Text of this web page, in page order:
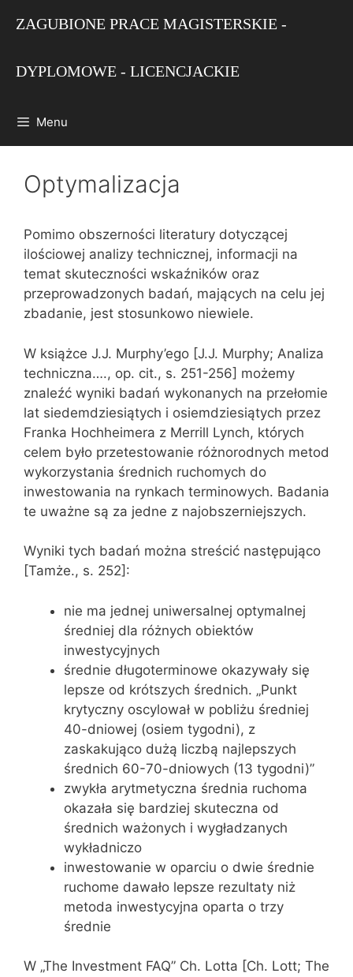
ZAGUBIONE PRACE MAGISTERSKIE -
DYPLOMOWE - LICENCJACKIE
Menu
Optymalizacja
Pomimo obszerności literatury dotyczącej
ilościowej analizy technicznej, informacji na
temat skuteczności wskaźników oraz
przeprowadzonych badań, mających na celu jej
zbadanie, jest stosunkowo niewiele.
W książce J.J. Murphy’ego [J.J. Murphy; Analiza
techniczna…., op. cit., s. 251-256] możemy
znaleźć wyniki badań wykonanych na przełomie
lat siedemdziesiątych i osiemdziesiątych przez
Franka Hochheimera z Merrill Lynch, których
celem było przetestowanie różnorodnych metod
wykorzystania średnich ruchomych do
inwestowania na rynkach terminowych. Badania
te uważne są za jedne z najobszerniejszych.
Wyniki tych badań można streścić następująco
[Tamże., s. 252]:
nie ma jednej uniwersalnej optymalnej
średniej dla różnych obiektów
inwestycyjnych
średnie długoterminowe okazywały się
lepsze od krótszych średnich. „Punkt
krytyczny oscylował w pobliżu średniej
40-dniowej (osiem tygodni), z
zaskakująco dużą liczbą najlepszych
średnich 60-70-dniowych (13 tygodni)”
zwykła arytmetyczna średnia ruchoma
okazała się bardziej skuteczna od
średnich ważonych i wygładzanych
wykładniczo
inwestowanie w oparciu o dwie średnie
ruchome dawało lepsze rezultaty niż
metoda inwestycyjna oparta o trzy
średnie
W „The Investment FAQ” Ch. Lotta [Ch. Lott; The